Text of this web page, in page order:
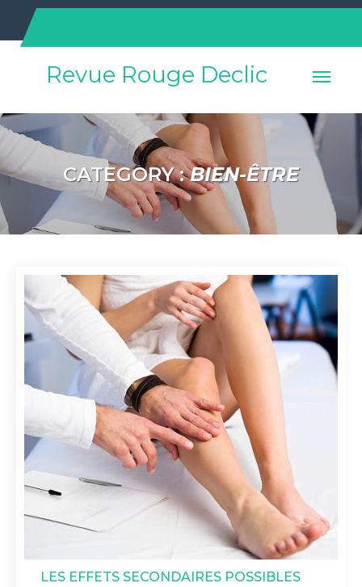
content
Revue Rouge Declic
CATEGORY :BIEN-ÊTRE
LES EFFETS SECONDAIRES POSSIBLES